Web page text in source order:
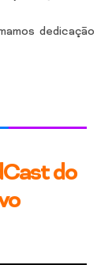
dedicação
do